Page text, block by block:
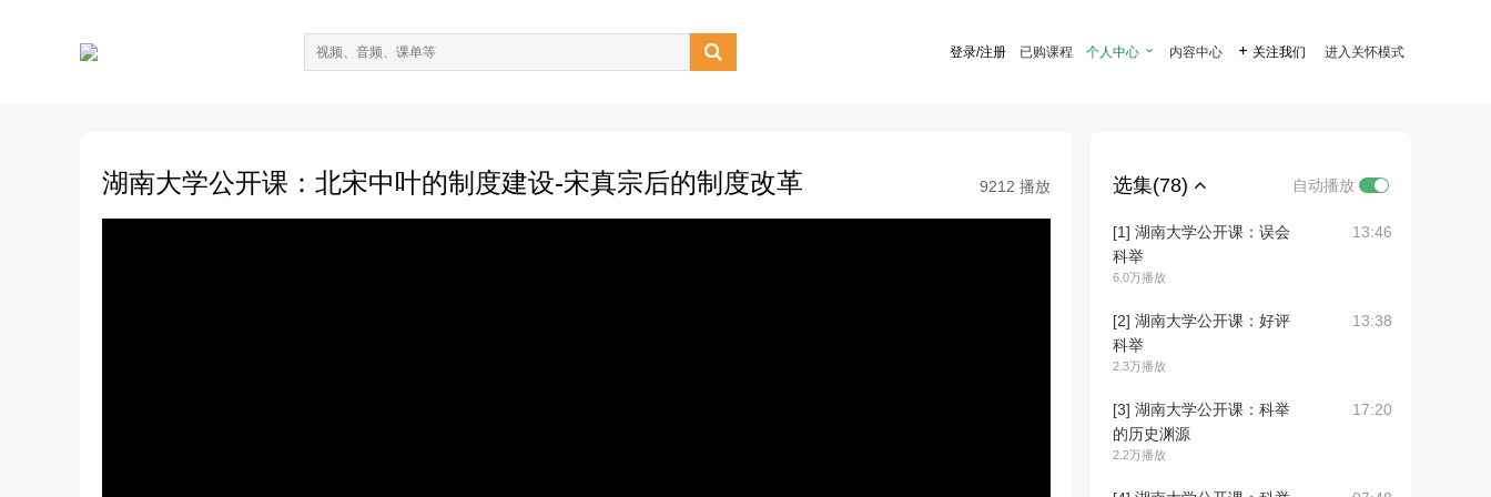
 登录/注册 已购课程 个人中心  内容中心  关注我们 进入关怀模式
湖南大学公开课：北宋中叶的制度建设-宋真宗后的制度改革 9212 播放 选集(78) 自动播放
[1] 湖南大学公开课：误会
科举
6.0万播放
13:46
[2] 湖南大学公开课：好评
科举
2.3万播放
13:38
[3] 湖南大学公开课：科举
的历史渊源
2.2万播放
17:20